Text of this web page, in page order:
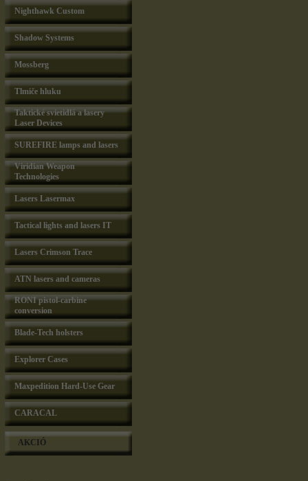
Nighthawk Custom
Shadow Systems
Mossberg
Tlmiče hluku
Taktické svietidlá a lasery
Laser Devices
SUREFIRE lamps and lasers
Viridian Weapon
Technologies
Lasers Lasermax
Tactical lights and lasers IT
Lasers Crimson Trace
ATN lasers and cameras
RONI pistol-carbine
conversion
Blade-Tech holsters
Explorer Cases
Maxpedition Hard-Use Gear
CARACAL
AKCIÓ